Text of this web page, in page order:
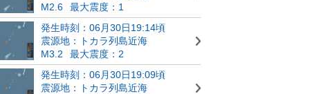
M2.6
最大震度：1
発生時刻：06月30日19:14頃
震源地：トカラ列島近海
M3.2
最大震度：2
発生時刻：06月30日19:09頃
震源地：トカラ列島近海